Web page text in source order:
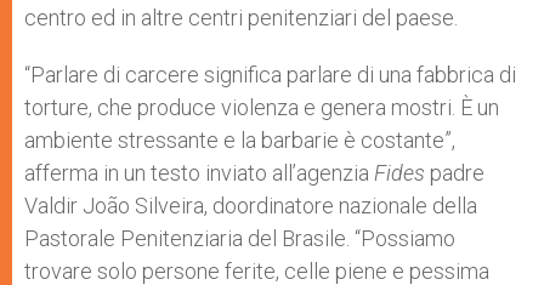
centro ed in altre centri penitenziari del paese.
“Parlare di carcere significa parlare di una fabbrica di
torture, che produce violenza e genera mostri. È un
ambiente stressante e la barbarie è costante”,
afferma in un testo inviato all’agenzia Fides padre
Valdir João Silveira, doordinatore nazionale della
Pastorale Penitenziaria del Brasile. “Possiamo
trovare solo persone ferite, celle piene e pessima